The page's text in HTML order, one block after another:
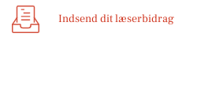
Indsend dit læserbidrag